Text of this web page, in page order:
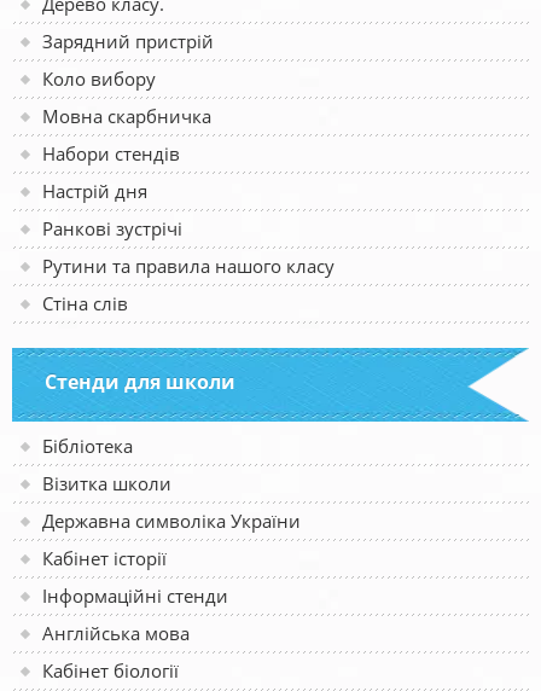
Зарядний пристрій
Коло вибору
Мовна скарбничка
Набори стендів
Настрій дня
Ранкові зустрічі
Рутини та правила нашого класу
Стіна слів
Стенди для школи
Бібліотека
Візитка школи
Державна символіка України
Кабінет історії
Інформаційні стенди
Англійська мова
Кабінет біології